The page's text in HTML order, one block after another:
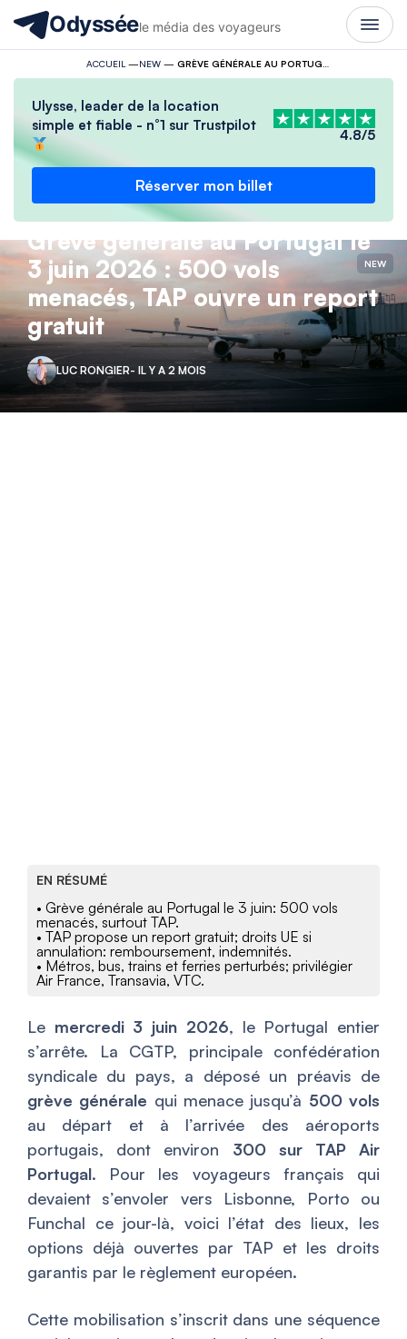
Odysséele média des voyageurs
ACCUEIL —NEW—
Ulysse, leader de la location
simple et fiable - n°1 sur Trustpilot
4.8/5
Réserver mon billet
NEW
Grève générale au Portugal le
3 juin 2026 : 500 vols
menacés, TAP ouvre un report
gratuit
LUC RONGIER- IL Y A 2 MOIS
EN RÉSUMÉ
• Grève générale au Portugal le 3 juin: 500 vols
menacés, surtout TAP.
• TAP propose un report gratuit; droits UE si
annulation: remboursement, indemnités.
• Métros, bus, trains et ferries perturbés; privilégier
Air France, Transavia, VTC.
Le mercredi 3 juin 2026, le Portugal entier
s’arrête. La CGTP, principale confédération
syndicale du pays, a déposé un préavis de
grève générale qui menace jusqu’à 500 vols
au départ et à l’arrivée des aéroports
portugais, dont environ 300 sur TAP Air
Portugal. Pour les voyageurs français qui
devaient s’envoler vers Lisbonne, Porto ou
Funchal ce jour-là, voici l’état des lieux, les
options déjà ouvertes par TAP et les droits
garantis par le règlement européen.
Cette mobilisation s’inscrit dans une séquence